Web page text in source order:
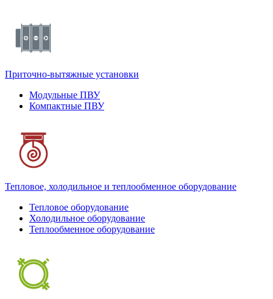
Приточно-вытяжные установки
Модульные ПВУ
Компактные ПВУ
Тепловое, холодильное и теплообменное оборудование
Тепловое оборудование
Холодильное оборудование
Теплообменное оборудование